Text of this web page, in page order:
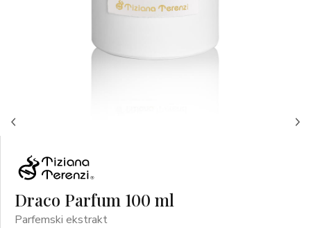
Draco Parfum 100 ml
Parfemski ekstrakt